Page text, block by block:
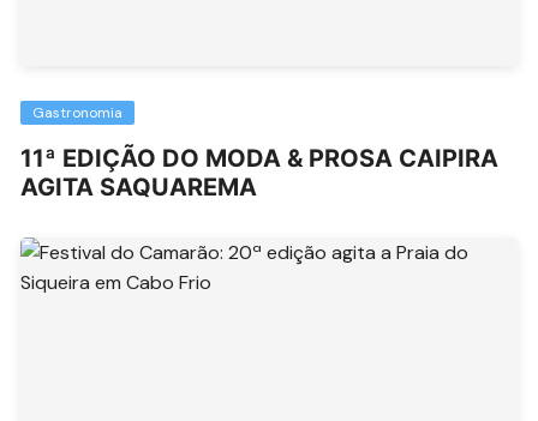
Gastronomia
11ª EDIÇÃO DO MODA & PROSA CAIPIRA
AGITA SAQUAREMA